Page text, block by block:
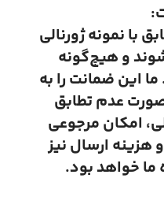
با نمونه ژورنالی
و هیچ‌گونه
این ضمانت را به
عدم تطابق
امکان مرجوعی
ارسال نیز
ما خواهد بود.